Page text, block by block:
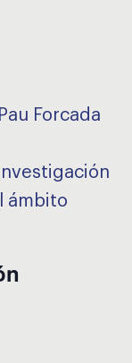
Forcada
ámbito